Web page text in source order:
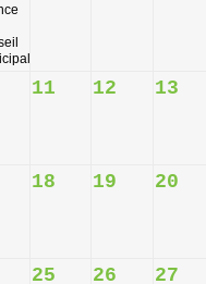
11 12 13
18 19 20
25 26 27